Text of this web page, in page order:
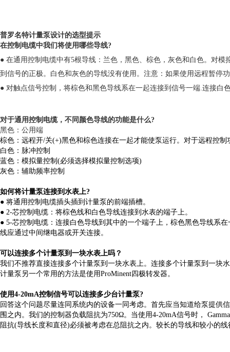
普罗名特计量泵设计的选型提示
在控制电缆中我们将使用哪些导线?
● 在通用控制电缆中有5根导线：兰色，黑色、棕色，灰色和白色。对
到信号的正极。白色和灰色的导线没有使用。注意：如果使用远程暂停
● 对触点信号控制，将棕色和黑色导线系在一起连接到信号一端.连接
对于通用控制电缆，不同颜色导线的功能是什么?
黑色：公用端
棕色 ： 远程开/关(+)黑色和棕色连接在一起才能使泵运行。对于远程控
白色 ： 脉冲控制
蓝色 ： 模拟量控制(必须选择模拟量控制选项)
灰色 ： 辅助频率控制
如何将计量泵连接到水表上?
● 将通用控制电缆插头插到计量泵的前端插槽。
● 2-芯控制电缆：将棕色线和白色导线连接到水表的端子上。
● 5-芯控制电缆：连接白色导线到其中的一个端子上，棕色黑色导线系
线应通过中间继电器或开关连接。
可以连接多个计量泵到一块水表上吗？
我们不推荐直接连接多个计量泵到一块水表上。连接多个计量泵到一块
计量泵另一个常用的方法是使用ProMinent四极转发器。
使用4-20mA控制信号可以连接多少台计量泵?
回答这个问题尽量连同系统内的设备一同考虑。首先应当知道给泵提供
围之内。我们的控制器负载阻抗为750Ω。当使用4-20mA信号时，
阻抗(导线长度和直径)必须被考虑在总阻抗之内。较长的导线和较小的